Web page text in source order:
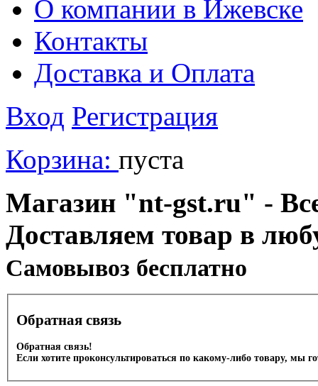
О компании в Ижевске
Контакты
Доставка и Оплата
Вход Регистрация
Корзина: пуста
Магазин "nt-gst.ru" -
Доставляем товар в
Cамовывоз бесплатно
Обратная связь
Обратная связь!
Если хотите проконсультироваться по какому-либо товару, мы